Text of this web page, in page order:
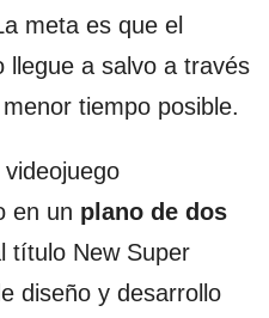
meta es que el
llegue a salvo a través
tiempo posible.
en un plano de dos
título New Super
diseño y desarrollo